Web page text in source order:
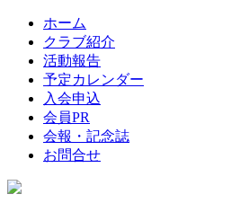
ホーム
クラブ紹介
活動報告
予定カレンダー
入会申込
会員PR
会報・記念誌
お問合せ